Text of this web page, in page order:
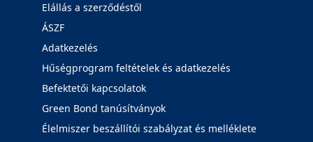
Elállás a szerződéstől
ÁSZF
Adatkezelés
Hűségprogram feltételek és adatkezelés
Befektetői kapcsolatok
Green Bond tanúsítványok
Élelmiszer beszállítói szabályzat és melléklete